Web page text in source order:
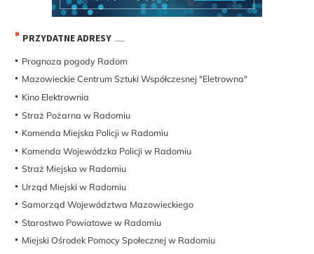
PRZYDATNE ADRESY
Prognoza pogody Radom
Mazowieckie Centrum Sztuki Współczesnej "Eletrowna"
Kino Elektrownia
Straż Pożarna w Radomiu
Komenda Miejska Policji w Radomiu
Komenda Wojewódzka Policji w Radomiu
Straż Miejska w Radomiu
Urząd Miejski w Radomiu
Samorząd Województwa Mazowieckiego
Starostwo Powiatowe w Radomiu
Miejski Ośrodek Pomocy Społecznej w Radomiu